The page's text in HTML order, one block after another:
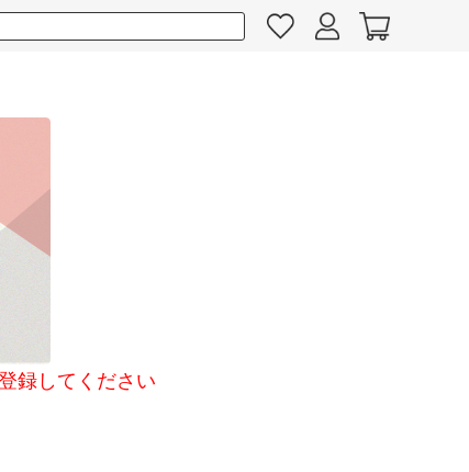
してください